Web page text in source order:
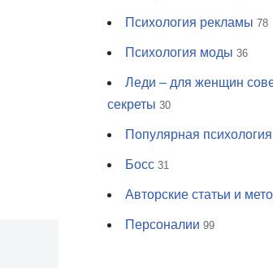
Психология рекламы 78
Психология моды 36
Леди – для женщин
секреты 30
Популярная психология
Босс 31
Авторские статьи и
Персоналии 99